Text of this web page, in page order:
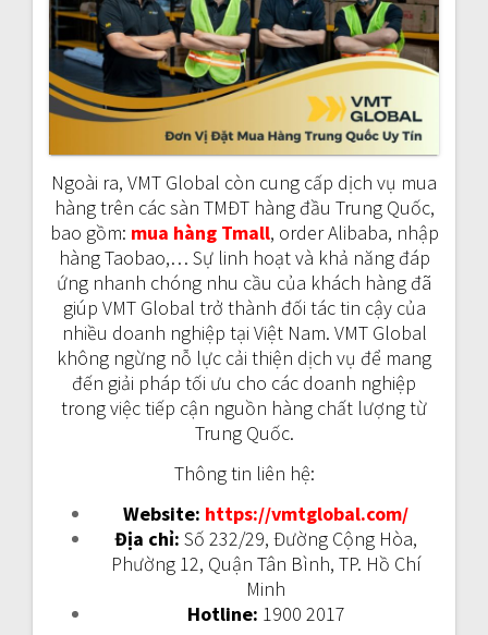
Ngoài ra, VMT Global còn cung cấp dịch vụ mua
hàng trên các sàn TMĐT hàng đầu Trung Quốc,
bao gồm: mua hàng Tmall, order Alibaba, nhập
hàng Taobao,… Sự linh hoạt và khả năng đáp
ứng nhanh chóng nhu cầu của khách hàng đã
giúp VMT Global trở thành đối tác tin cậy của
nhiều doanh nghiệp tại Việt Nam. VMT Global
không ngừng nỗ lực cải thiện dịch vụ để mang
đến giải pháp tối ưu cho các doanh nghiệp
trong việc tiếp cận nguồn hàng chất lượng từ
Trung Quốc.
Thông tin liên hệ:
Website: https://vmtglobal.com/
Địa chỉ: Số 232/29, Đường Cộng Hòa,
Phường 12, Quận Tân Bình, TP. Hồ Chí
Minh
Hotline: 1900 2017